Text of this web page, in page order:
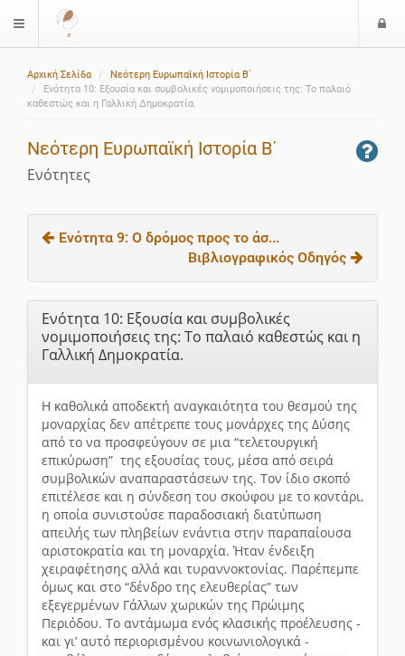
$langMenu
Αρχική Σελίδα
Νεότερη Ευρωπαϊκή Ιστορία Β΄
Ενότητα 10: Εξουσία και συμβολικές νομιμοποιήσεις της: Το παλαιό
καθεστώς και η Γαλλική Δημοκρατία.
Νεότερη Ευρωπαϊκή Ιστορία Β΄
Ενότητες
Ενότητα 9: Ο δρόμος προς το άσ...
Βιβλιογραφικός Οδηγός
Ενότητα 10: Εξουσία και συμβολικές
νομιμοποιήσεις της: Το παλαιό καθεστώς και η
Γαλλική Δημοκρατία.
Η καθολικά αποδεκτή αναγκαιότητα του θεσμού της
μοναρχίας δεν απέτρεπε τους μονάρχες της Δύσης
από το να προσφεύγουν σε μια “τελετουργική
επικύρωση” της εξουσίας τους, μέσα από σειρά
συμβολικών αναπαραστάσεων της. Τον ίδιο σκοπό
επιτέλεσε και η σύνδεση του σκούφου με το κοντάρι,
η οποία συνιστούσε παραδοσιακή διατύπωση
απειλής των πληβείων ενάντια στην παραπαίουσα
αριστοκρατία και τη μοναρχία. Ήταν ένδειξη
χειραφέτησης αλλά και τυραννοκτονίας. Παρέπεμπε
όμως και στο “δένδρο της ελευθερίας” των
εξεγερμένων Γάλλων χωρικών της Πρώιμης
Περιόδου. Το αντάμωμα ενός κλασικής προέλευσης -
και γι’ αυτό περιορισμένου κοινωνιολογικά -